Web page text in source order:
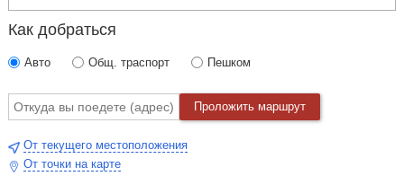
Как добраться
Авто Общ. траспорт Пешком
Проложить маршрут
От текущего местоположения
От точки на карте